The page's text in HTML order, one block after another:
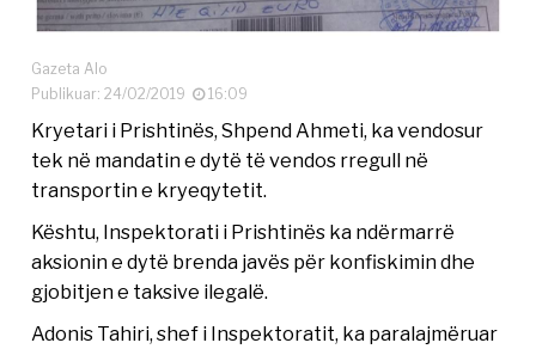
Gazeta Alo
Publikuar: 24/02/2019
16:09
Kryetari i Prishtinës, Shpend Ahmeti, ka vendosur
tek në mandatin e dytë të vendos rregull në
transportin e kryeqytetit.
Kështu, Inspektorati i Prishtinës ka ndërmarrë
aksionin e dytë brenda javës për konfiskimin dhe
gjobitjen e taksive ilegalë.
Adonis Tahiri, shef i Inspektoratit, ka paralajmëruar